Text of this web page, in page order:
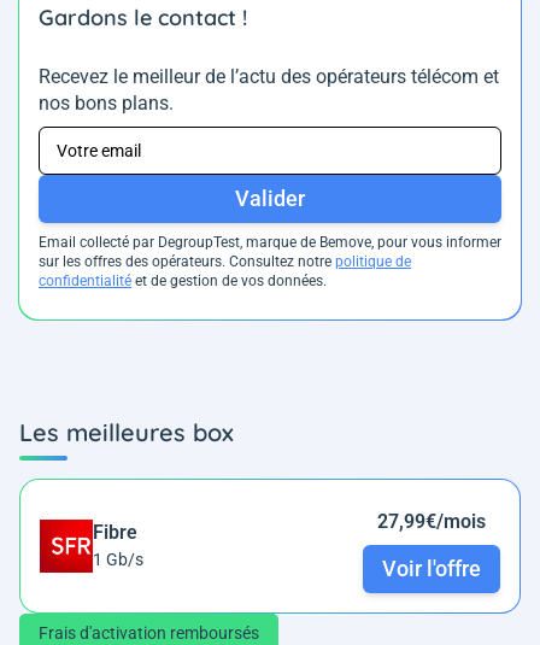
Gardons le contact !
Recevez le meilleur de l’actu des opérateurs télécom et
nos bons plans.
Valider
Email collecté par DegroupTest, marque de Bemove, pour vous informer
sur les offres des opérateurs. Consultez notre politique de
confidentialité et de gestion de vos données.
Les meilleures box
Fibre
1 Gb/s
27,99€/mois
Voir l'offre
Frais d'activation remboursés